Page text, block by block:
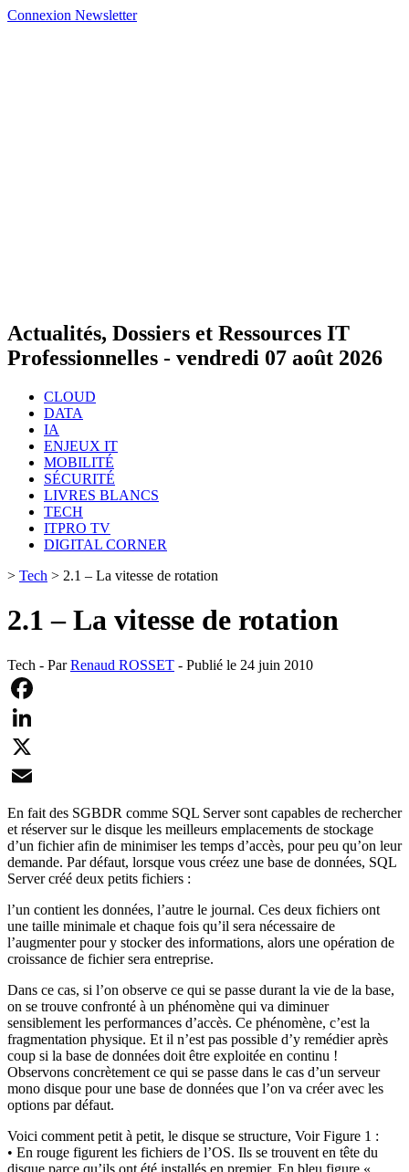
Connexion Newsletter
Actualités, Dossiers et Ressources IT
Professionnelles - vendredi 07 août 2026
CLOUD
DATA
IA
ENJEUX IT
MOBILITÉ
SÉCURITÉ
LIVRES BLANCS
TECH
ITPRO TV
DIGITAL CORNER
> Tech > 2.1 – La vitesse de rotation
2.1 – La vitesse de rotation
Tech - ParRenaud ROSSET - Publié le 24 juin 2010
Facebook
LinkedIn
X
Email
En fait des SGBDR comme SQL Server sont capables de rechercher
et réserver sur le disque les meilleurs emplacements de stockage
d’un fichier afin de minimiser les temps d’accès, pour peu qu’on leur
demande. Par défaut, lorsque vous créez une base de données, SQL
Server créé deux petits fichiers :
l’un contient les données, l’autre le journal. Ces deux fichiers ont
une taille minimale et chaque fois qu’il sera nécessaire de
l’augmenter pour y stocker des informations, alors une opération de
croissance de fichier sera entreprise.
Dans ce cas, si l’on observe ce qui se passe durant la vie de la base,
on se trouve confronté à un phénomène qui va diminuer
sensiblement les performances d’accès. Ce phénomène, c’est la
fragmentation physique. Et il n’est pas possible d’y remédier après
coup si la base de données doit être exploitée en continu !
Observons concrètement ce qui se passe dans le cas d’un serveur
mono disque pour une base de données que l’on va créer avec les
options par défaut.
Voici comment petit à petit, le disque se structure, Voir Figure 1 :
• En rouge figurent les fichiers de l’OS. Ils se trouvent en tête du
disque parce qu’ils ont été installés en premier. En bleu figure «